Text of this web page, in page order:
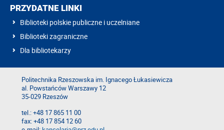
PRZYDATNE LINKI
Biblioteki polskie publiczne i uczelniane
Biblioteki zagraniczne
Dla bibliotekarzy
Politechnika Rzeszowska im. Ignacego Łukasiewicza
al. Powstańców Warszawy 12
35-029 Rzeszów
tel.: +48 17 865 11 00
fax: +48 17 854 12 60